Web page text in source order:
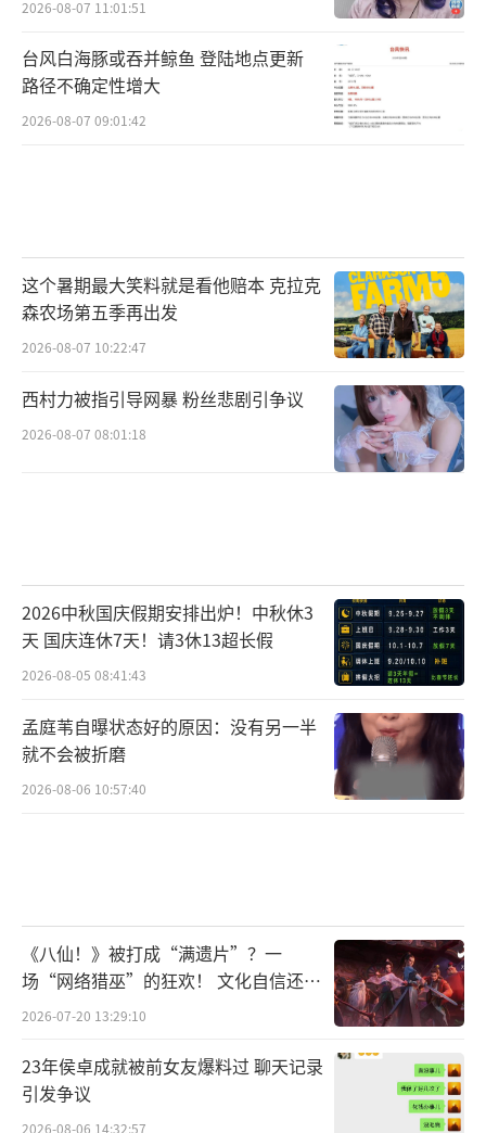
2026-08-07 11:01:51
台风白海豚或吞并鲸鱼 登陆地点更新
路径不确定性增大
2026-08-07 09:01:42
这个暑期最大笑料就是看他赔本 克拉克
森农场第五季再出发
2026-08-07 10:22:47
西村力被指引导网暴 粉丝悲剧引争议
2026-08-07 08:01:18
2026中秋国庆假期安排出炉！中秋休3
天 国庆连休7天！请3休13超长假
2026-08-05 08:41:43
孟庭苇自曝状态好的原因：没有另一半
就不会被折磨
2026-08-06 10:57:40
《八仙！》被打成“满遗片”？一
场“网络猎巫”的狂欢！ 文化自信还是
焦虑？
2026-07-20 13:29:10
23年侯卓成就被前女友爆料过 聊天记录
引发争议
2026-08-06 14:32:57